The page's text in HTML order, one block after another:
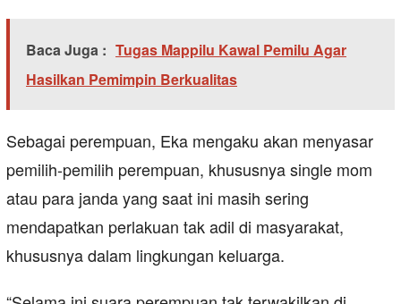
Baca Juga : Tugas Mappilu Kawal Pemilu Agar
Hasilkan Pemimpin Berkualitas
Sebagai perempuan, Eka mengaku akan menyasar
pemilih-pemilih perempuan, khususnya single mom
atau para janda yang saat ini masih sering
mendapatkan perlakuan tak adil di masyarakat,
khususnya dalam lingkungan keluarga.